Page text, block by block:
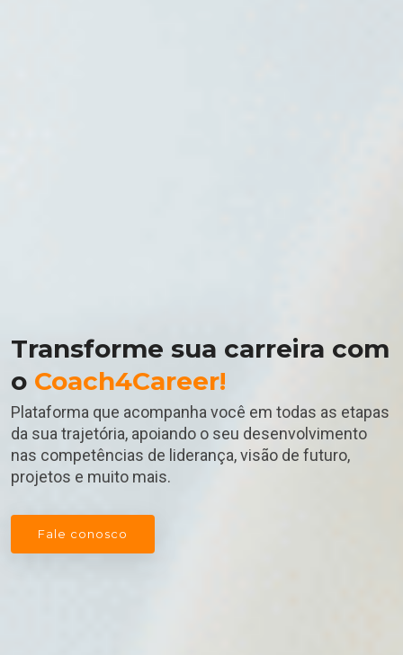
Transforme sua carreira com
o Coach4Career!
Plataforma que acompanha você em todas as etapas
da sua trajetória, apoiando o seu desenvolvimento
nas competências de liderança, visão de futuro,
projetos e muito mais.
Fale conosco